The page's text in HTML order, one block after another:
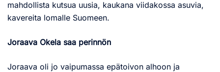
mahdollista kutsua uusia, kaukana viidakossa asuvia,
kavereita lomalle Suomeen.
Joraava Okela saa perinnön
Joraava oli jo vaipumassa epätoivon alhoon ja